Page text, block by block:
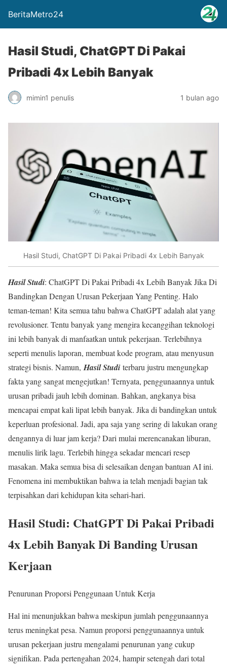
BeritaMetro24
Hasil Studi, ChatGPT Di Pakai
Pribadi 4x Lebih Banyak
mimin1 penulis 1 bulan ago
Hasil Studi, ChatGPT Di Pakai Pribadi 4x Lebih Banyak
Hasil Studi: ChatGPT Di Pakai Pribadi 4x Lebih Banyak Jika Di
Bandingkan Dengan Urusan Pekerjaan Yang Penting. Halo
teman-teman! Kita semua tahu bahwa ChatGPT adalah alat yang
revolusioner. Tentu banyak yang mengira kecanggihan teknologi
ini lebih banyak di manfaatkan untuk pekerjaan. Terlebihnya
seperti menulis laporan, membuat kode program, atau menyusun
strategi bisnis. Namun, Hasil Studi terbaru justru mengungkap
fakta yang sangat mengejutkan! Ternyata, penggunaannya untuk
urusan pribadi jauh lebih dominan. Bahkan, angkanya bisa
mencapai empat kali lipat lebih banyak. Jika di bandingkan untuk
keperluan profesional. Jadi, apa saja yang sering di lakukan orang
dengannya di luar jam kerja? Dari mulai merencanakan liburan,
menulis lirik lagu. Terlebih hingga sekadar mencari resep
masakan. Maka semua bisa di selesaikan dengan bantuan AI ini.
Fenomena ini membuktikan bahwa ia telah menjadi bagian tak
terpisahkan dari kehidupan kita sehari-hari.
Hasil Studi: ChatGPT Di Pakai Pribadi
4x Lebih Banyak Di Banding Urusan
Kerjaan
Penurunan Proporsi Penggunaan Untuk Kerja
Hal ini menunjukkan bahwa meskipun jumlah penggunaannya
terus meningkat pesa. Namun proporsi penggunaannya untuk
urusan pekerjaan justru mengalami penurunan yang cukup
signifikan. Pada pertengahan 2024, hampir setengah dari total